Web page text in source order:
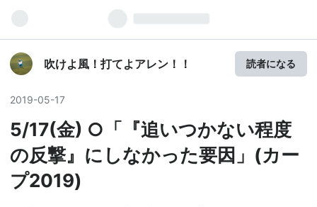
吹けよ風！打てよアレン！！ 読者になる
2019-05-17
5/17(金) ○「『追いつかない程度
の反撃』にしなかった要因」(カー
プ2019)